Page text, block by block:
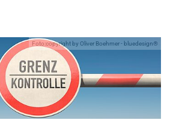
Foto:copyright by Oliver Boehmer - bluedesign®